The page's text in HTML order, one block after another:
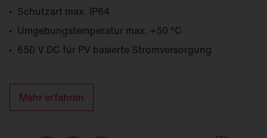
Schutzart max. IP64
Umgebungs­temperatur max. +50 °C
650 V DC für PV basierte Stromversorgung
Mehr erfahren